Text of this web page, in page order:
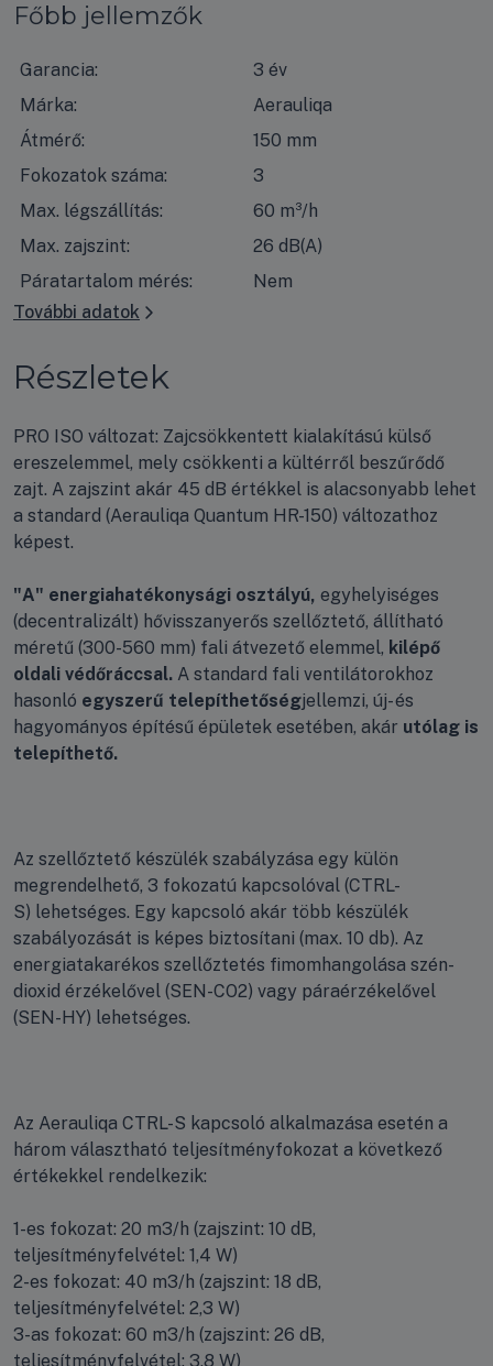
Főbb jellemzők
Garancia:
3 év
Márka:
Aerauliqa
Átmérő:
150 mm
Fokozatok száma:
3
Max. légszállítás:
60 m³/h
Max. zajszint:
26 dB(A)
Páratartalom mérés:
Nem
További adatok
Részletek
PRO ISO változat: Zajcsökkentett kialakítású külső
ereszelemmel, mely csökkenti a kültérről beszűrődő
zajt. A zajszint akár 45 dB értékkel is alacsonyabb lehet
a standard (Aerauliqa Quantum HR-150) változathoz
képest.
"A" energiahatékonysági osztályú, egyhelyiséges
(decentralizált) hővisszanyerős szellőztető, állítható
méretű (300-560 mm) fali átvezető elemmel, kilépő
oldali védőráccsal. A standard fali ventilátorokhoz
hasonló egyszerű telepíthetőségjellemzi, új- és
hagyományos építésű épületek esetében, akár utólag is
telepíthető.
Az szellőztető készülék szabályzása egy külön
megrendelhető, 3 fokozatú kapcsolóval (CTRL-
S) lehetséges. Egy kapcsoló akár több készülék
szabályozását is képes biztosítani (max. 10 db). Az
energiatakarékos szellőztetés fimomhangolása szén-
dioxid érzékelővel (SEN-CO2) vagy páraérzékelővel
(SEN-HY) lehetséges.
Az Aerauliqa CTRL-S kapcsoló alkalmazása esetén a
három választható teljesítményfokozat a következő
értékekkel rendelkezik:
1-es fokozat: 20 m3/h (zajszint: 10 dB,
teljesítményfelvétel: 1,4 W)
2-es fokozat: 40 m3/h (zajszint: 18 dB,
teljesítményfelvétel: 2,3 W)
3-as fokozat: 60 m3/h (zajszint: 26 dB,
teljesítményfelvétel: 3,8 W)